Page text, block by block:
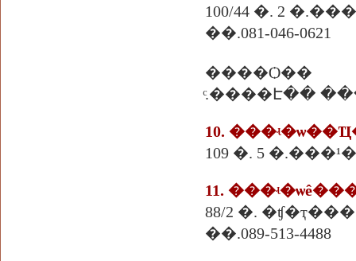
100/44 �. 2
��.081-046-0621
����Ѻ��
ͨ.����Է��
10.
109 �. 5
11.
88/2 �.
��.089-513-4488